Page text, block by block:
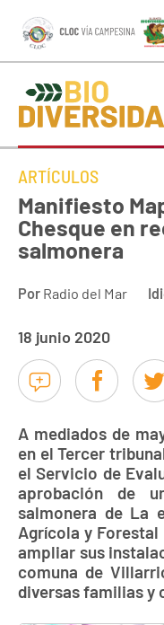
ARTÍCULOS
Manifiesto
Chesque en
salmonera
Por Radio del Mar
18 junio 2020
A mediados de
en el Tercer
el Servicio de
aprobación de
salmonera de La
Agrícola y
ampliar sus
comuna de
diversas familias y